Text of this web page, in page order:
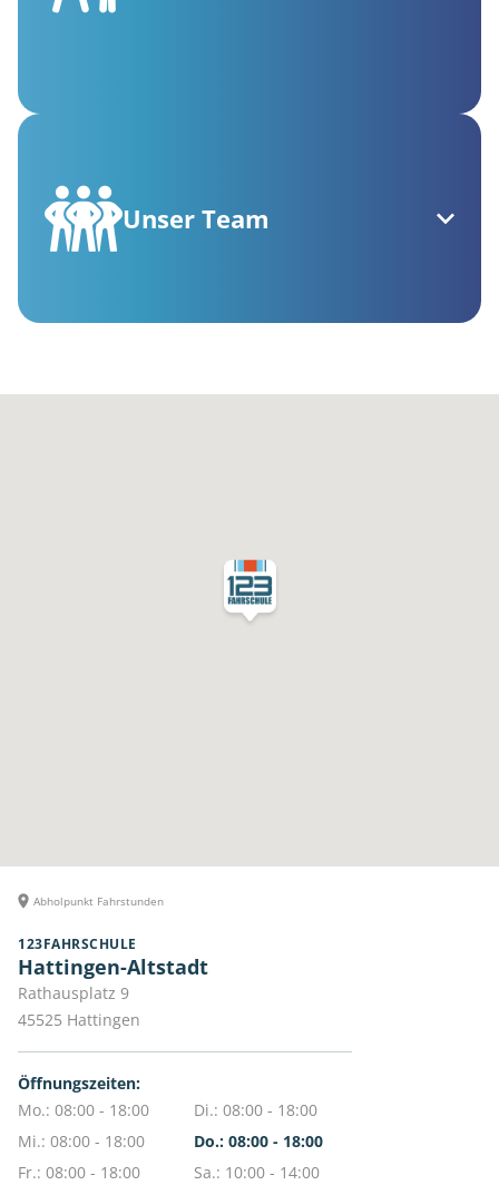
Unser Team
Abholpunkt Fahrstunden
123FAHRSCHULE
Hattingen-Altstadt
Rathausplatz 9
45525 Hattingen
Öffnungszeiten:
Mo.: 08:00 - 18:00
Di.: 08:00 - 18:00
Mi.: 08:00 - 18:00
Do.: 08:00 - 18:00
Fr.: 08:00 - 18:00
Sa.: 10:00 - 14:00